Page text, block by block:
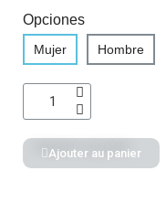
Opciones
Mujer Hombre
Ajouter au panier